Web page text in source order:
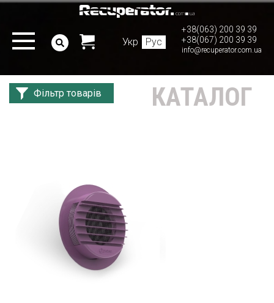
Укр Рус
+38(063) 200 39 39
+38(067) 200 39 39
info@recuperator.com.ua
КАТАЛОГ
Фільтр товарів